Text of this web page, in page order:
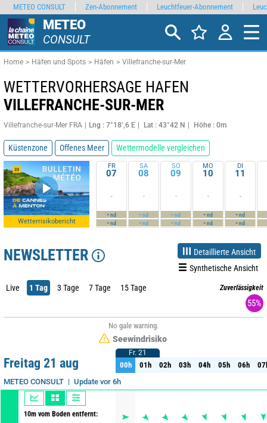
METEO
CONSULT
Home Häfen und Spots Häfen Villefranche-sur-Mer
WETTERVORHERSAGE HAFEN
VILLEFRANCHE-SUR-MER
Villefranche-sur-Mer FRA Lng : 7°18’,6 E Lat : 43°42 N Höhe : 0m
Küstenzone Offenes Meer Wettermodelle vergleichen
Wetterrisikobericht
FR
07
-
-nd
-nd
SA
08
-
-nd
-nd
SO
09
-
-nd
-nd
MO
10
-
-nd
-nd
DI
11
-
-nd
-nd
NEWSLETTER
Detaillierte Ansicht
Synthetische Ansicht
Live 1 Tag 3 Tage 7 Tage 15 Tage Zuverlässigkeit
55%
No gale warning.
Seewindrisiko
Freitag 21 aug
METEO CONSULT Update vor 6h
10m vom Boden entfernt:
Fr. 21
00h 01h 02h 03h 04h 05h 06h
Fr. 21
00h 01h 02h 03h 04h 05h 06h
METEO CONSULT Zen-Abonnement Leuchtfeuer-Abonnement